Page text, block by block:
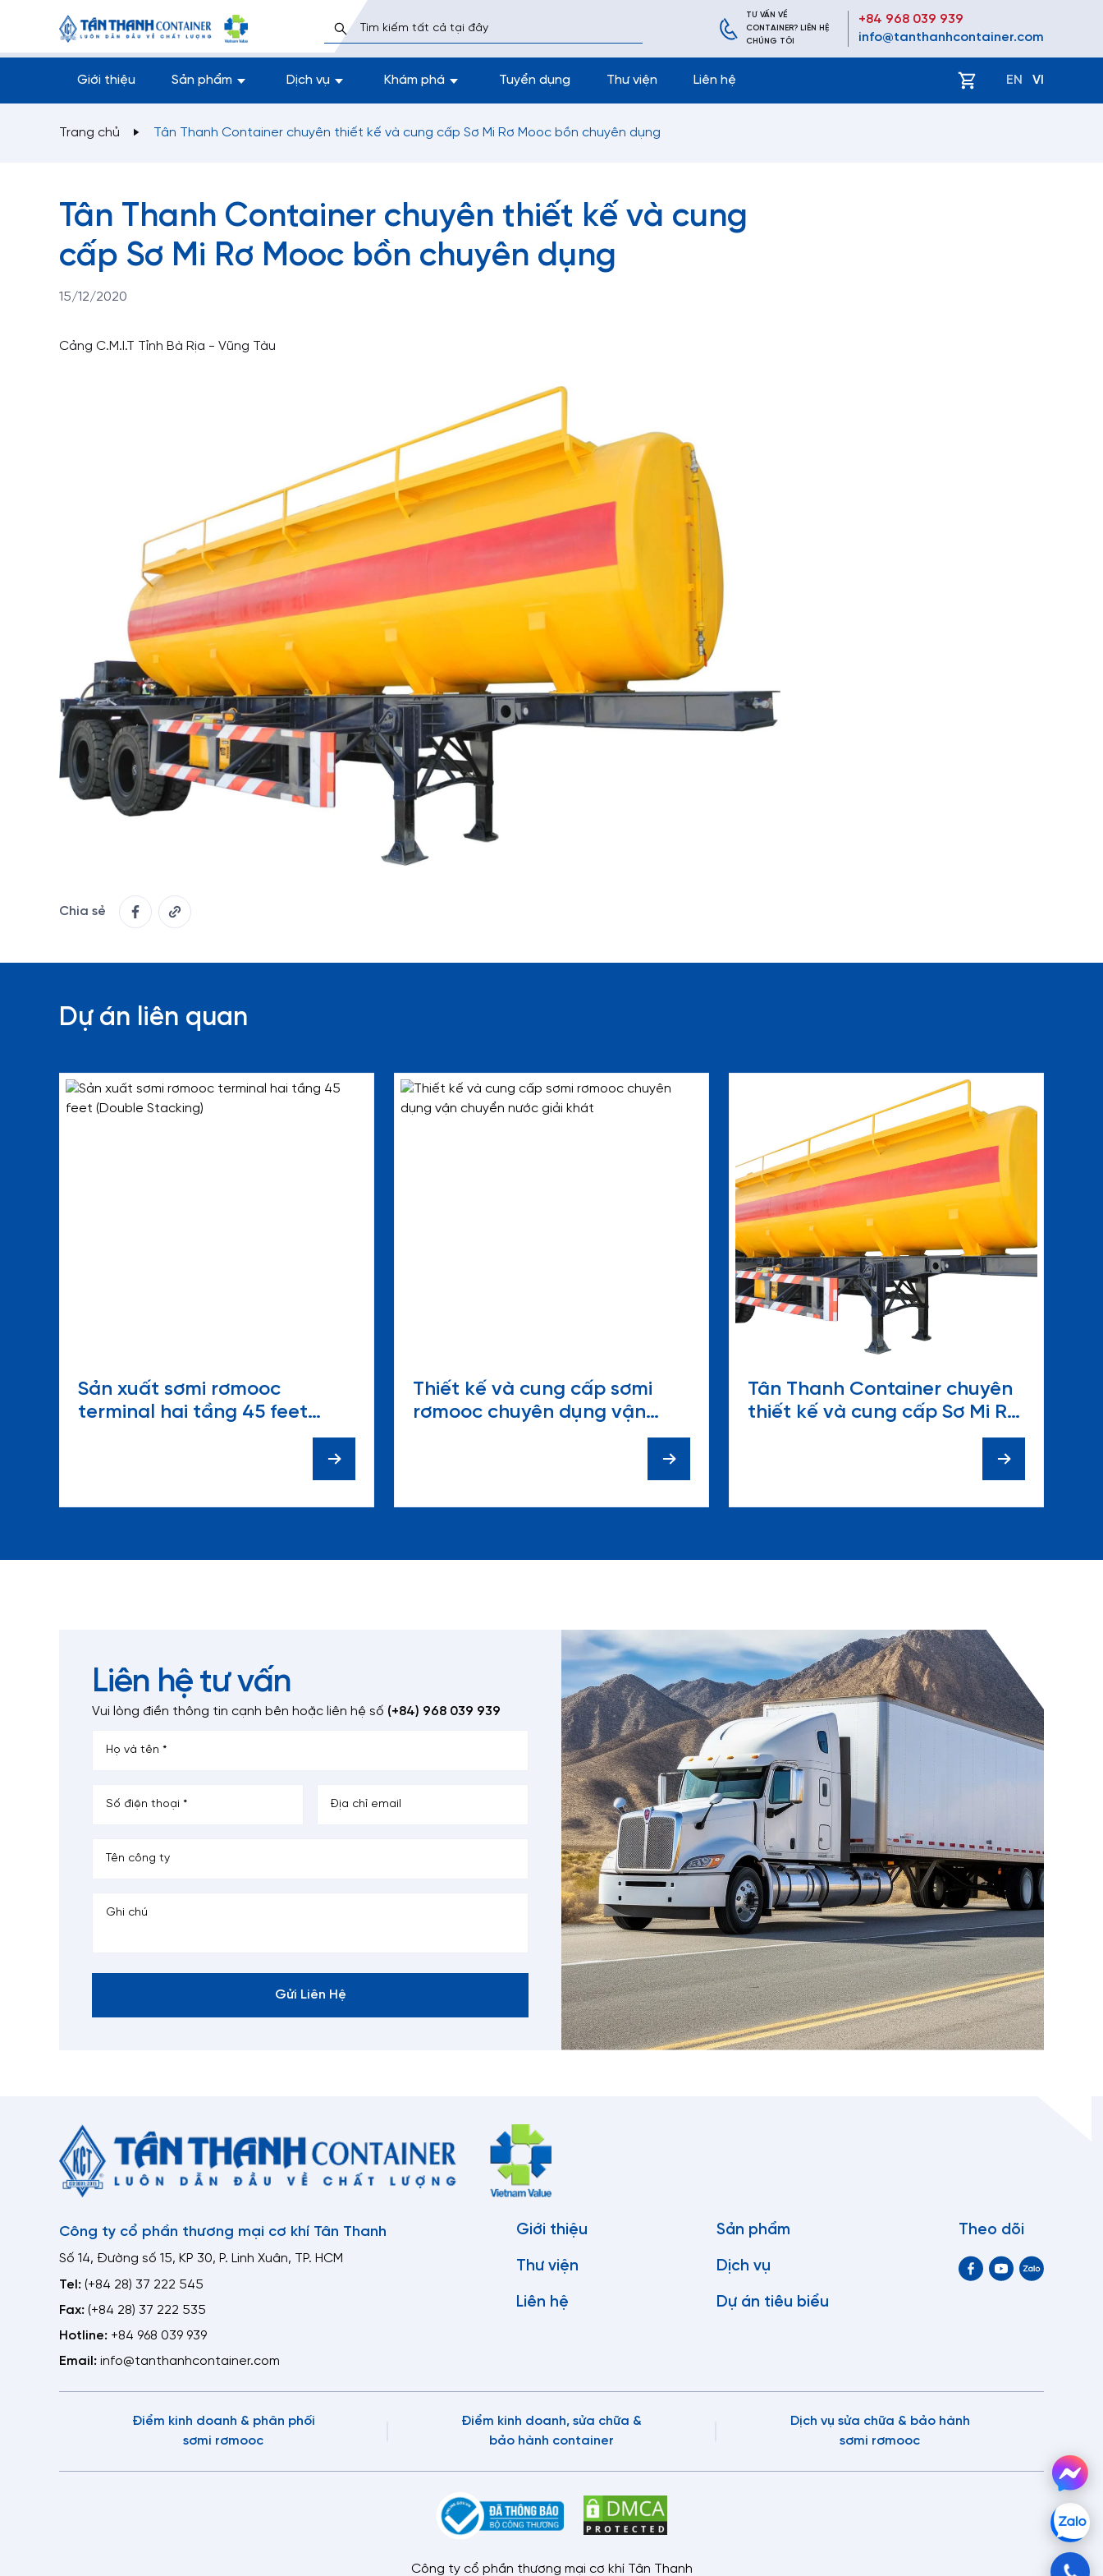
TƯ VẤN VỀ
CONTAINER? LIÊN HỆ
CHÚNG TÔI
+84 968 039 939
info@tanthanhcontainer.com
Giới thiệu Sản phẩm Dịch vụ Khám phá Tuyển dụng Thư viện Liên hệ EN VI
Trang chủ Tân Thanh Container chuyên thiết kế và cung cấp Sơ Mi Rơ Mooc bồn chuyên dụng
Tân Thanh Container chuyên thiết kế và cung
cấp Sơ Mi Rơ Mooc bồn chuyên dụng
15/12/2020
Cảng C.M.I.T Tỉnh Bà Rịa - Vũng Tàu
Chia sẻ
Dự án liên quan
Sản xuất sơmi rơmooc
terminal hai tầng 45 feet
Thiết kế và cung cấp sơmi
rơmooc chuyên dụng vận
Tân Thanh Container chuyên
thiết kế và cung cấp Sơ Mi Rơ
Liên hệ tư vấn
Vui lòng điền thông tin cạnh bên hoặc liên hệ số (+84) 968 039 939
Gửi Liên Hệ
Công ty cổ phần thương mại cơ khí Tân Thanh
Số 14, Đường số 15, KP 30, P. Linh Xuân, TP. HCM
Tel: (+84 28) 37 222 545
Fax: (+84 28) 37 222 535
Hotline: +84 968 039 939
Email: info@tanthanhcontainer.com
Giới thiệu
Thư viện
Liên hệ
Sản phẩm
Dịch vụ
Dự án tiêu biểu
Theo dõi
Điểm kinh doanh & phân phối
sơmi rơmooc
Điểm kinh doanh, sửa chữa &
bảo hành container
Dịch vụ sửa chữa & bảo hành
sơmi rơmooc
Công ty cổ phần thương mại cơ khí Tân Thanh